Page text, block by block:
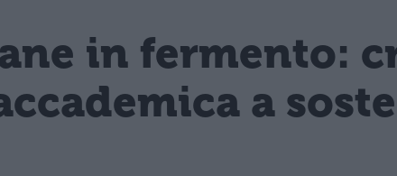
in fermento:
a